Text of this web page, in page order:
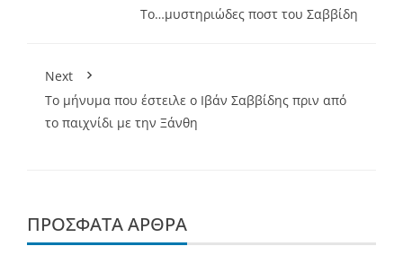
Το…μυστηριώδες ποστ του Σαββίδη
Next
Το μήνυμα που έστειλε ο Ιβάν Σαββίδης πριν από
το παιχνίδι με την Ξάνθη
ΠΡΌΣΦΑΤΑ ΆΡΘΡΑ